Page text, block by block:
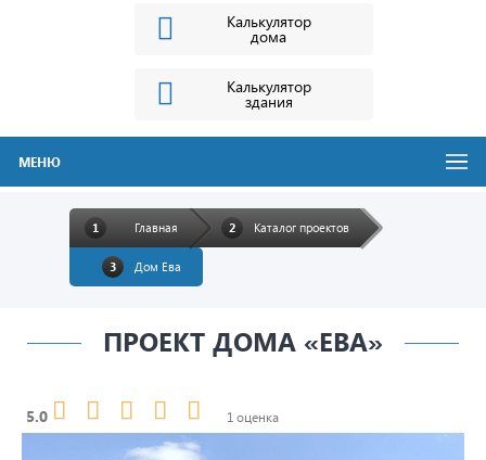
Калькулятор
дома
Калькулятор
здания
МЕНЮ
Главная Каталог проектов
Дом Ева
ПРОЕКТ ДОМА «ЕВА»
5.0 1 оценка